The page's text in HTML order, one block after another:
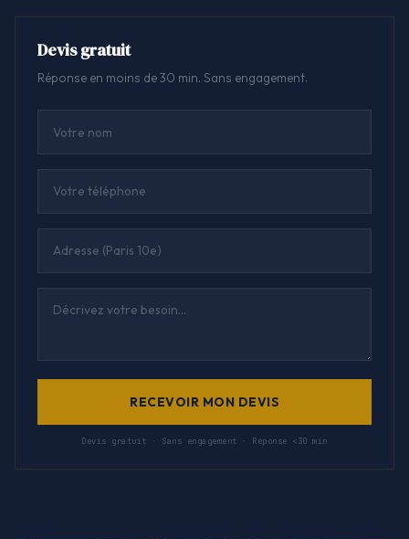
Devis gratuit
Réponse en moins de 30 min. Sans engagement.
RECEVOIR MON DEVIS
Devis gratuit · Sans engagement · Réponse <30 min